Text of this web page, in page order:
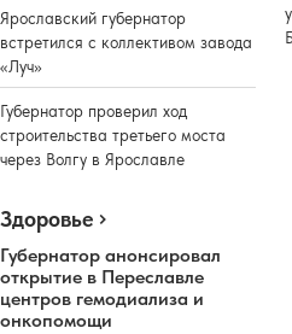
Ярославский губернатор
встретился с коллективом завода
«Луч»
Губернатор проверил ход
строительства третьего моста
через Волгу в Ярославле
Здоровье
Губернатор анонсировал
открытие в Переславле
центров гемодиализа и
онкопомощи